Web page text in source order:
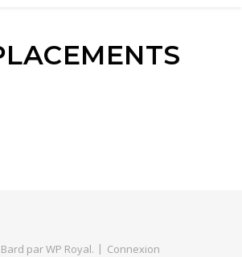
parWP Royal. Connexion